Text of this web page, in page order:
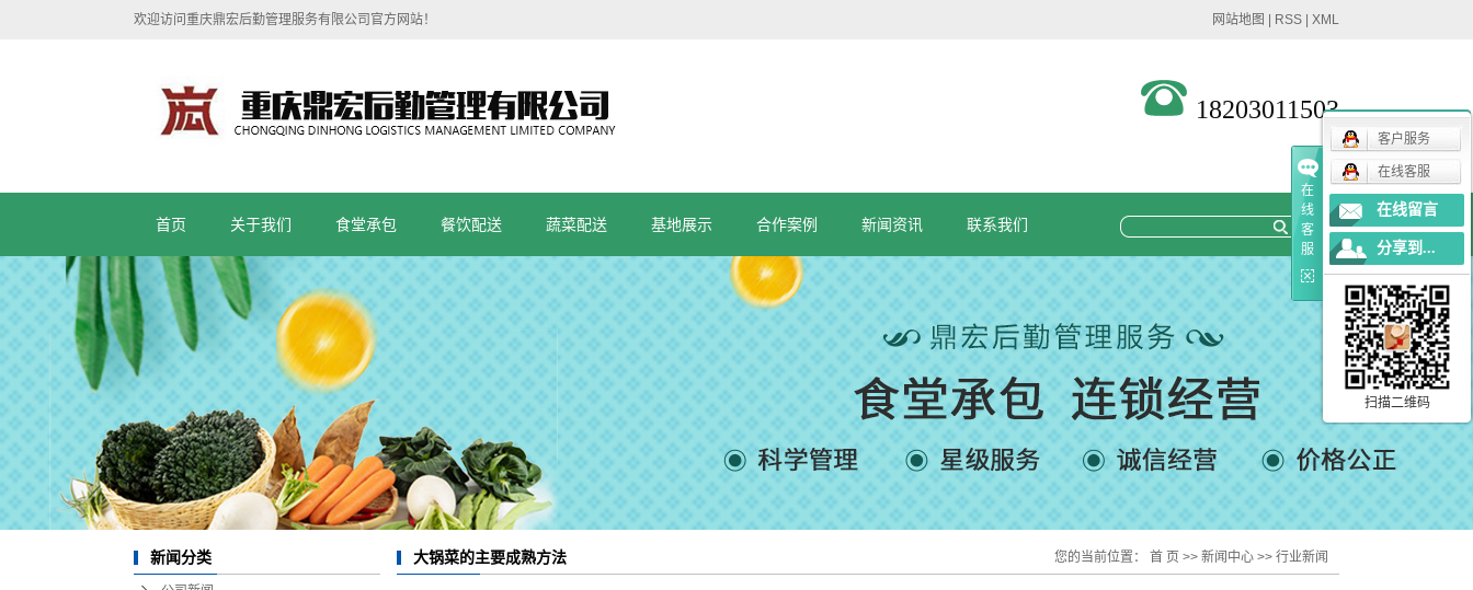
欢迎访问重庆鼎宏后勤管理服务有限公司官方网站！ 网站地图 RSS XML
18203011503
首页 关于我们
公司简介
资质证书
联系我们
食堂承包方式
食堂承包 餐饮配送 蔬菜配送 基地展示 合作案例 新闻资讯
公司新闻
行业新闻
促销活动
联系我们
新闻分类 大锅菜的主要成熟方法 您的当前位置： 首 页 >> 新闻中心 >> 行业新闻
在
线
客
服
客户服务
在线客服
在线留言
分享到...
扫描二维码